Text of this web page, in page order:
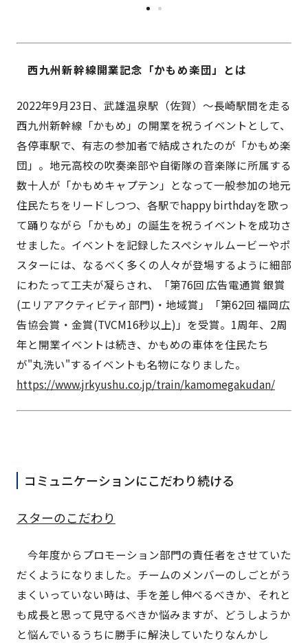
西九州新幹線開業記念「かもめ楽団」とは
2022年9月23日、武雄温泉駅（佐賀）～長崎駅間を走る
西九州新幹線「かもめ」の開業を祝うイベントとして、
各停車駅で、有志の参加者で結成されたのが「かもめ楽
団」。地元高校の吹奏楽部や自衛隊の音楽隊に所属する
数十人が「かもめキャプテン」となって一般参加の地元
住民たちをリードしつつ、各駅でhappy birthdayを歌っ
て踊りながら「かもめ」の誕生を祝うイベントを成功さ
せました。イベントを記録したスペシャルムービーやポ
スターには、なるべく多くの人々が登場するように細部
にわたって工夫が凝らされ、「第76回 広告電通賞 銀賞
(エリアアクティビティ部門)・地域賞」「第62回 福岡広
告協会賞・金賞(TVCM16秒以上)」を受賞。1周年、2周
年と開業イベントは続き、かもめの車体を住民たち
が"丸洗い"するイベントも名物になりました。
https://www.jrkyushu.co.jp/train/kamomegakudan/
コミュニケーションにこだわり続ける
スターのこだわり
今年度からプロモーション部門の責任者をさせていた
だくようになりました。チームのメンバーのしごとがう
まくいっていない時は、手を差し伸べるべきか、それと
も成長と思って見守るべきか悩みますが、どうしようか
と悩んでいるうちに勝手に解決していたりなんかし